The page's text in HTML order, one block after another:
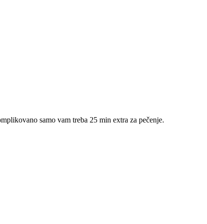
samo vam treba 25 min extra za pečenje.